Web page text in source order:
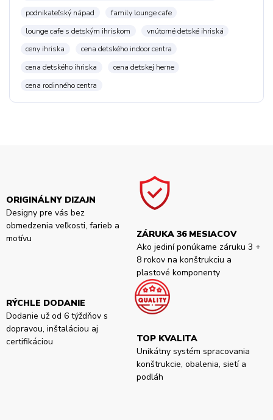
podnikateľský nápad
family lounge cafe
lounge cafe s detským ihriskom
vnútorné detské ihriská
ceny ihriska
cena detského indoor centra
cena detského ihriska
cena detskej herne
cena rodinného centra
ORIGINÁLNY DIZAJN
Designy pre vás bez
obmedzenia veľkosti, farieb a
motívu
ZÁRUKA 36 MESIACOV
Ako jediní ponúkame záruku 3 +
8 rokov na konštrukciu a
plastové komponenty
RÝCHLE DODANIE
Dodanie už od 6 týždňov s
dopravou, inštaláciou aj
certifikáciou
TOP KVALITA
Unikátny systém spracovania
konštrukcie, obalenia, sietí a
podláh